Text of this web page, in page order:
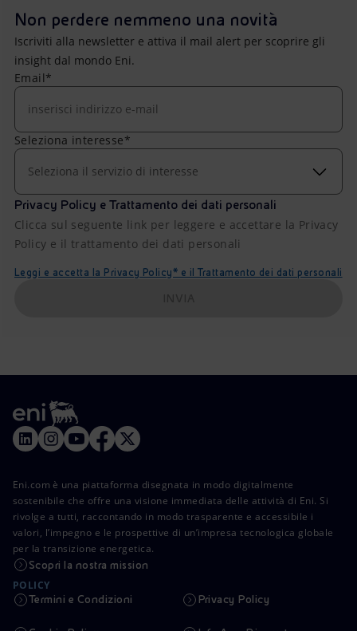
Non perdere nemmeno una novità
Iscriviti alla newsletter e attiva il mail alert per scoprire gli
insight dal mondo Eni.
Email*
Seleziona interesse*
Seleziona il servizio di interesse
Privacy Policy e Trattamento dei dati personali
Clicca sul seguente link per leggere e accettare la Privacy
Policy e il trattamento dei dati personali
Leggi e accetta la Privacy Policy* e il Trattamento dei dati personali
Eni.com è una piattaforma disegnata in modo digitalmente
sostenibile che offre una visione immediata delle attività di Eni. Si
rivolge a tutti, raccontando in modo trasparente e accessibile i
valori, l’impegno e le prospettive di un’impresa tecnologica globale
per la transizione energetica.
Scopri la nostra mission
POLICY
Termini e Condizioni Privacy Policy